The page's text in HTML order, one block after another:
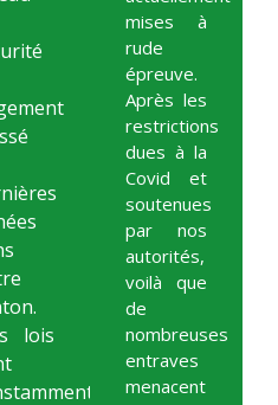
lois
mises à
rude
épreuve.
Après les
restrictions
dues à la
Covid et
soutenues
par nos
autorités,
voilà que
de
nombreuses
entraves
menacent